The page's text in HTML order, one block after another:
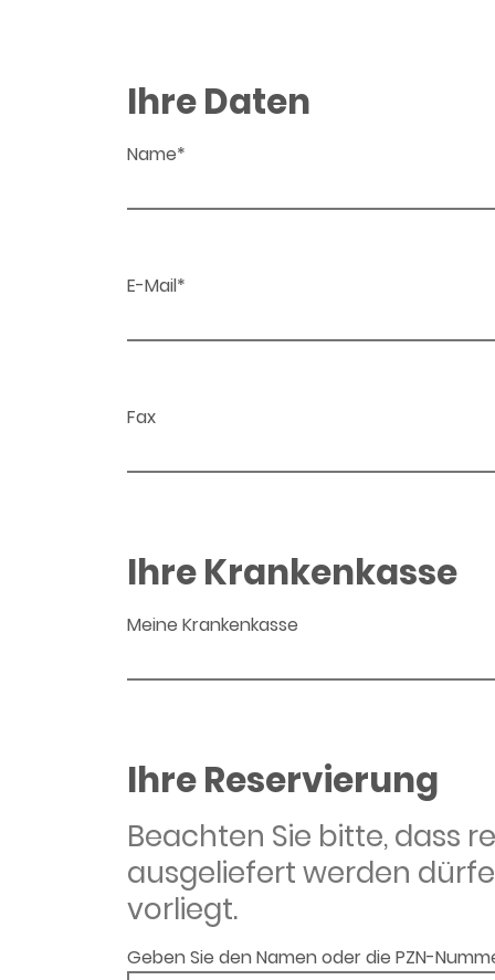
Ihre Daten
Name*
E-Mail*
Fax
Ihre Krankenkasse
Meine Krankenkasse
Ihre Reservierung
Beachten Sie bitte, dass
ausgeliefert werden
vorliegt.
Geben Sie den Namen oder die PZN-